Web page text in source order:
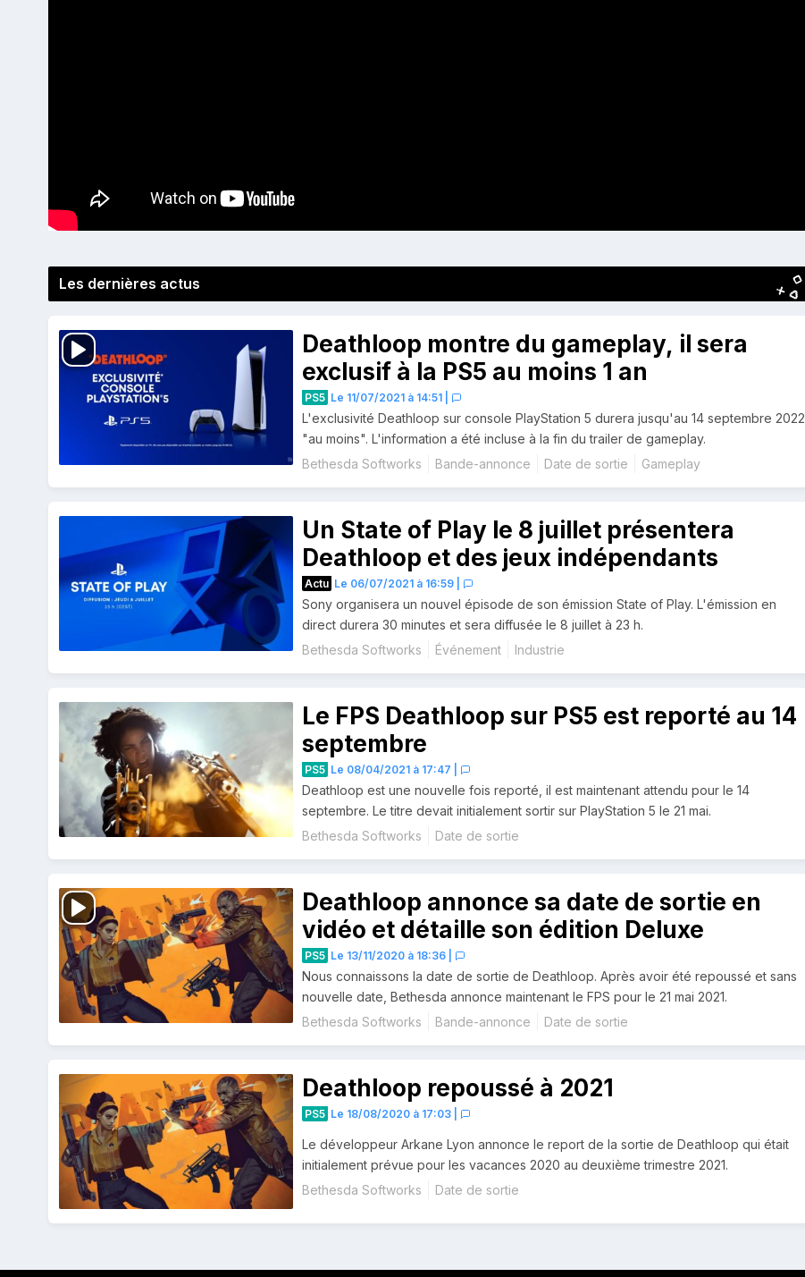
Les dernières actus
Deathloop montre du gameplay, il sera
exclusif à la PS5 au moins 1 an
PS5 Le 11/07/2021 à 14:51
L'exclusivité Deathloop sur console PlayStation 5 durera jusqu'au 14 septembre 2022
"au moins". L'information a été incluse à la fin du trailer de gameplay.
Bethesda Softworks
Bande-annonce Date de sortie Gameplay
Un State of Play le 8 juillet présentera
Deathloop et des jeux indépendants
Actu Le 06/07/2021 à 16:59
Sony organisera un nouvel épisode de son émission State of Play. L'émission en
direct durera 30 minutes et sera diffusée le 8 juillet à 23 h.
Bethesda Softworks
Événement Industrie
Le FPS Deathloop sur PS5 est reporté au 14
septembre
PS5 Le 08/04/2021 à 17:47
Deathloop est une nouvelle fois reporté, il est maintenant attendu pour le 14
septembre. Le titre devait initialement sortir sur PlayStation 5 le 21 mai.
Bethesda Softworks
Date de sortie
Deathloop annonce sa date de sortie en
vidéo et détaille son édition Deluxe
PS5 Le 13/11/2020 à 18:36
Nous connaissons la date de sortie de Deathloop. Après avoir été repoussé et sans
nouvelle date, Bethesda annonce maintenant le FPS pour le 21 mai 2021.
Bethesda Softworks
Bande-annonce Date de sortie
Deathloop repoussé à 2021
PS5 Le 18/08/2020 à 17:03
Le développeur Arkane Lyon annonce le report de la sortie de Deathloop qui était
initialement prévue pour les vacances 2020 au deuxième trimestre 2021.
Bethesda Softworks
Date de sortie